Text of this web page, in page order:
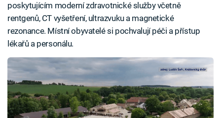
poskytujícím moderní zdravotnické služby včetně
rentgenů, CT vyšetření, ultrazvuku a magnetické
rezonance. Místní obyvatelé si pochvalují péči a přístup
lékařů a personálu.